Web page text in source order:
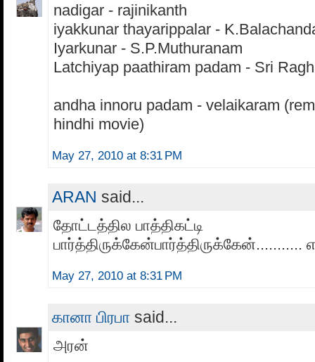
nadigar - rajinikanth
iyakkunar thayarippalar -
Iyarkunar - S.P.Muthuranam
Latchiyap paathiram padam - Sri
andha innoru padam - velaikaram
hindhi movie)
May 27, 2010 at 8:31 PM
ARAN said...
தோட்டத்தில பாத்திகட்டி
பார்த்திருக்கேன்பார்த்திருக்கேன்...........
May 27, 2010 at 8:31 PM
கானா பிரபா said...
அரன்